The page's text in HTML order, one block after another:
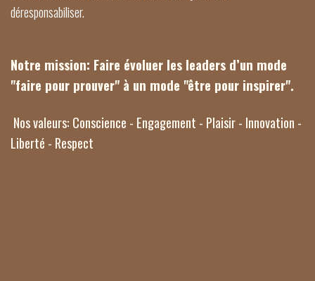
déresponsabiliser.
Notre mission: Faire évoluer les leaders d’un mode
"faire pour prouver" à un mode "être pour inspirer".
Nos valeurs: Conscience - Engagement - Plaisir - Innovation -
Liberté - Respect